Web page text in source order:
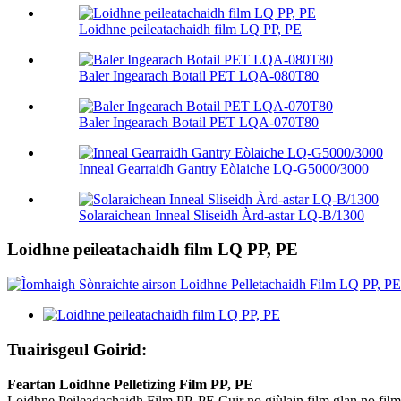
Loidhne peileatachaidh film LQ PP, PE
Baler Ingearach Botail PET LQA-080T80
Baler Ingearach Botail PET LQA-070T80
Inneal Gearraidh Gantry Eòlaiche LQ-G5000/3000
Solaraichean Inneal Sliseidh Àrd-astar LQ-B/1300
Loidhne peileatachaidh film LQ PP, PE
Tuairisgeul Goirid:
Feartan Loidhne Pelletizing Film PP, PE